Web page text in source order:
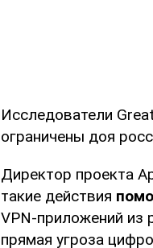
Исследователи
ограничены доя
Директор проекта
такие действия
VPN-приложений из
прямая угроза